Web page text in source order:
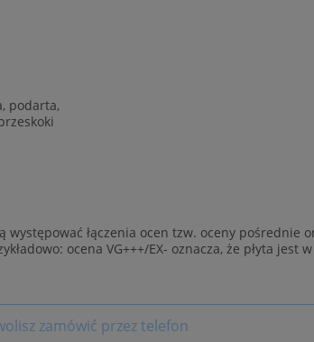
podarta,
łączenia ocen tzw. oceny pośrednie
ocena VG+++/EX- oznacza, że płyta jest
zamówić przez telefon